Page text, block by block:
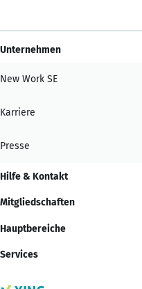
Unternehmen
New Work SE
Karriere
Presse
Hilfe & Kontakt
Mitgliedschaften
Hauptbereiche
Services